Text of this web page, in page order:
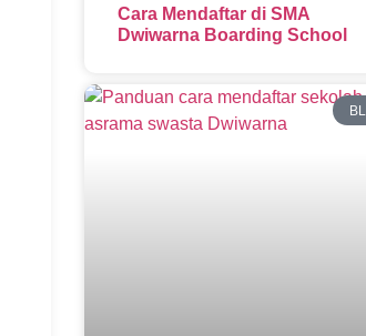
Cara Mendaftar di SMA
Dwiwarna Boarding School